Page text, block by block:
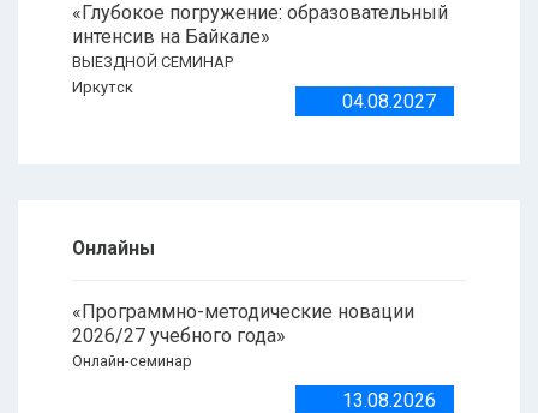
«Глубокое погружение: образовательный
интенсив на Байкале»
ВЫЕЗДНОЙ СЕМИНАР
Иркутск
04.08.2027
Онлайны
«Программно-методические новации
2026/27 учебного года»
Онлайн-семинар
13.08.2026